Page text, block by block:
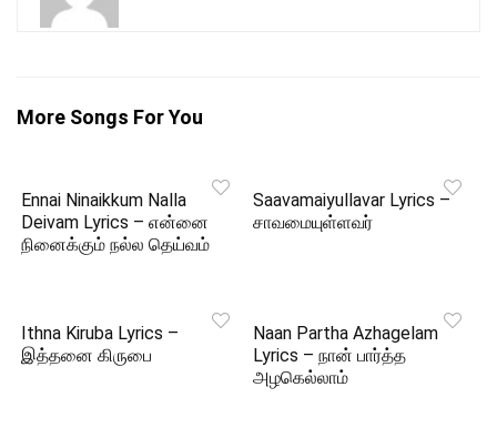
More Songs For You
Ennai Ninaikkum Nalla
Deivam Lyrics – என்னை
நினைக்கும் நல்ல தெய்வம்
Saavamaiyullavar Lyrics –
சாவமையுள்ளவர்
Ithna Kiruba Lyrics –
இத்தனை கிருபை
Naan Partha Azhagelam
Lyrics – நான் பார்த்த
அழகெல்லாம்